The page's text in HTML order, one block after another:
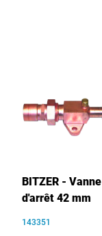
BITZER - Vanne
d'arrêt 42 mm
143351